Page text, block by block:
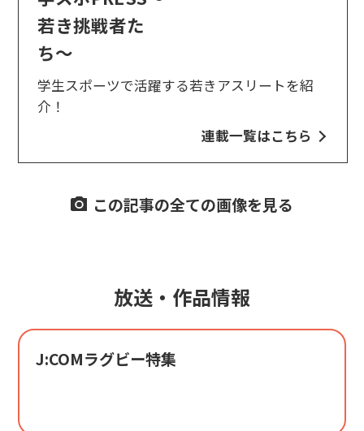
若き挑戦者た
ち〜
学生スポーツで活躍する若きアスリートを紹
介！
連載一覧はこちら
この記事の全ての画像を見る
放送・作品情報
J:COMラグビー特集